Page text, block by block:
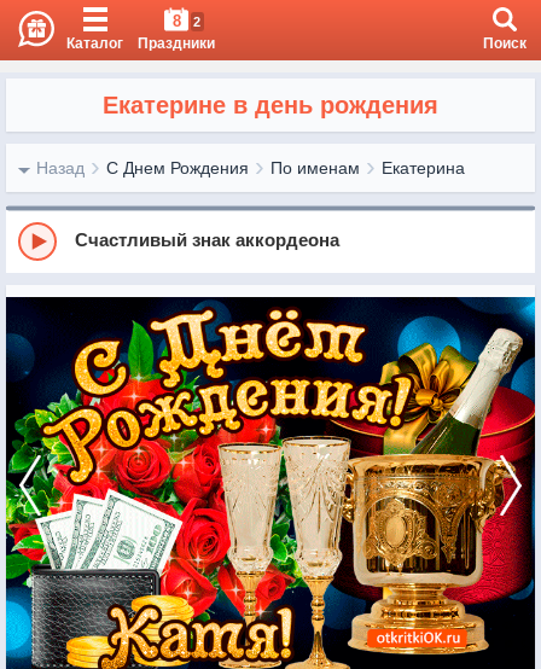
Каталог
8 2
Праздники Поиск
Екатерине в день рождения
Назад С Днем Рождения По именам Екатерина
Счастливый знак аккордеона